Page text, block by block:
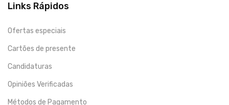
Links Rápidos
Ofertas especiais
Cartões de presente
Candidaturas
Opiniões Verificadas
Métodos de Pagamento